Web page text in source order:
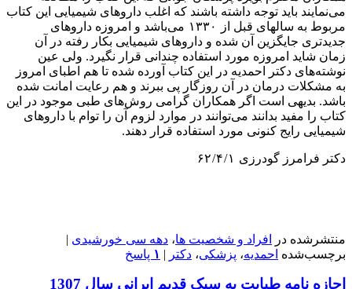
مى‌نمايند بايد توجه داشته باشند كه اغلب داروهاى شيميايى اين كتاب
مربوط به سالهاى قبل از ١٣٣٠ مى‌باشد و امروزه داروهاى
جديدترى جايگزين آن شده و داروهاى شيميايى بكار رفته در آن
زمان شايد امروزه مورد استفاده چندانى قرار نگيرد. ولى عين
نوشته‌هاى دكتر احمديه در اين كتاب آورده شده تا هم اطباى امروز
به مشكلات درمان در آن روزگار پى ببرند و هم رعايت امانت شده
باشد. بديهى است اگر همكاران گرامى روش‌هاى طبى موجود در اين
كتاب را مفيد بدانند مى‌توانند در موارد لزوم آن را توام با داروهاى
شيميايى رايج كنونى مورد استفاده قرار دهند.
دكتر فرامرز گودرزى ١ / ۴ / ۶٢
منتشرشده در افراد و شخصیت ها، دهه سی خورشیدی |
برچسب‌شده احمدیه، پزشکی، دکتر | ۱ پاسخ
اجازه نامه طبابت به سبک قدیم ایرانی سال 1307